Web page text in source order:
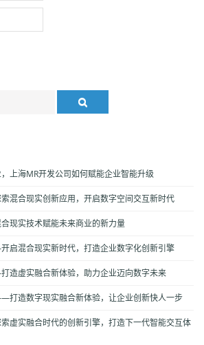
上海MR开发公司如何赋能企业智能升级
混合现实创新应用，开启数字空间交互新时代
现实技术赋能未来商业的新力量
启混合现实新时代，打造企业数字化创新引擎
造虚实融合新体验，助力企业迈向数字未来
打造数字现实融合新体验，让企业创新快人一步
虚实融合时代的创新引擎，打造下一代智能交互体